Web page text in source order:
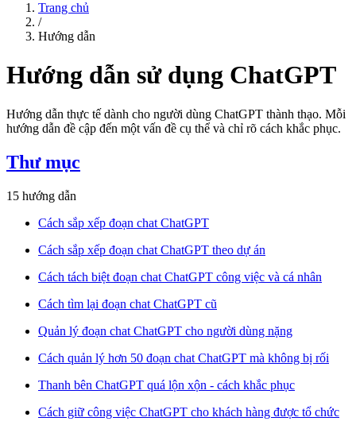
Trang chủ
/
Hướng dẫn
Hướng dẫn sử dụng ChatGPT
Hướng dẫn thực tế dành cho người dùng ChatGPT thành thạo. Mỗi
hướng dẫn đề cập đến một vấn đề cụ thể và chỉ rõ cách khắc phục.
Thư mục
15 hướng dẫn
Cách sắp xếp đoạn chat ChatGPT
Cách sắp xếp đoạn chat ChatGPT theo dự án
Cách tách biệt đoạn chat ChatGPT công việc và cá nhân
Cách tìm lại đoạn chat ChatGPT cũ
Quản lý đoạn chat ChatGPT cho người dùng nặng
Cách quản lý hơn 50 đoạn chat ChatGPT mà không bị rối
Thanh bên ChatGPT quá lộn xộn - cách khắc phục
Cách giữ công việc ChatGPT cho khách hàng được tổ chức